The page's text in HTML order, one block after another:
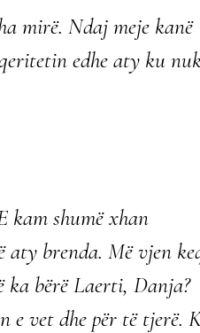
mirë. Ndaj meje kanë
edhe aty ku
kam shumë xhan
aty brenda. Më vjen
ka bërë Laerti, Danja?
e vet dhe për të tjerë.